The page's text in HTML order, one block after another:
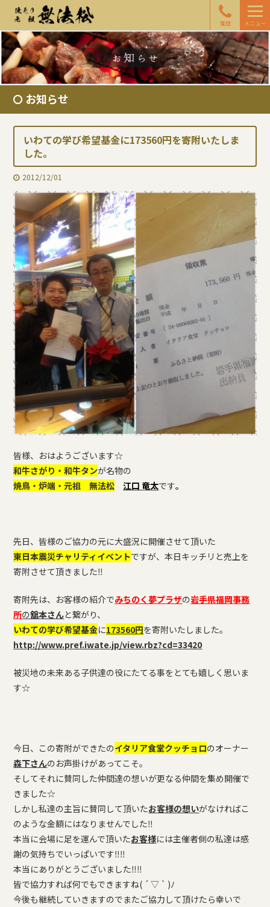
電話 メニュー
お知らせ
いわての学び希望基金に173560円を寄附いたしま
した。
2012/12/01
皆様、おはようございます☆
和牛さがり・和牛タンが名物の
焼鳥・炉端・元祖 無法松
江口 竜太です。
先日、皆様のご協力の元に大盛況に開催させて頂いた
東日本震災チャリティイベントですが、本日キッチリと売上を
寄附させて頂きました‼
寄附先は、お客様の紹介でみちのく夢プラザの岩手県福岡事務
所の舘本さんと繋がり、
いわての学び希望基金に173560円を寄附いたしました。
http://www.pref.iwate.jp/view.rbz?cd=33420
被災地の未来ある子供達の役にたてる事をとても嬉しく思いま
す☆
今日、この寄附ができたのイタリア食堂クッチョロのオーナー
森下さんのお声掛けがあってこそ。
そしてそれに賛同した仲間達の想いが更なる仲間を集め開催で
きました☆
しかし私達の主旨に賛同して頂いたお客様の想いがなければこ
のような金額にはなりませんでした‼
本当に会場に足を運んで頂いたお客様には主催者側の私達は感
謝の気持ちでいっぱいです‼‼
本当にありがとうございました‼‼
皆で協力すれば何でもできますね( ´ ▽ ` )ﾉ
今後も継続していきますのでまたご協力して頂けたら幸いで